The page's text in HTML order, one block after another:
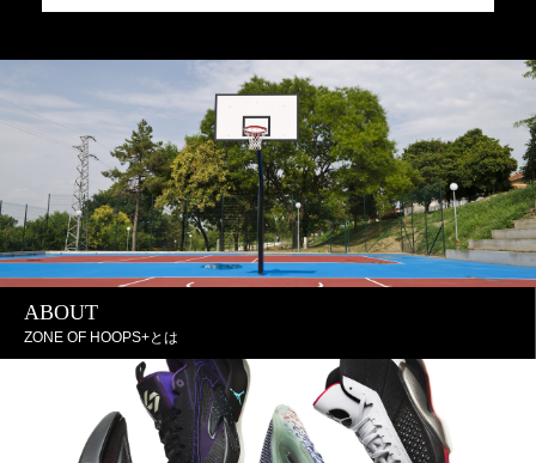
ABOUT
ZONE OF HOOPS+とは